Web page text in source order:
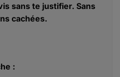
sans te justifier. Sans
cachées.
: